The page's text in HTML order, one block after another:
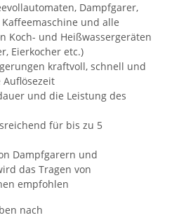
Dampfgarer,
und alle
Koch- und Heißwassergeräten
Eierkocher etc.)
kraftvoll, schnell und
Auflösezeit
und die Leistung des
für bis zu 5
Dampfgarern und
das Tragen von
empfohlen
nach